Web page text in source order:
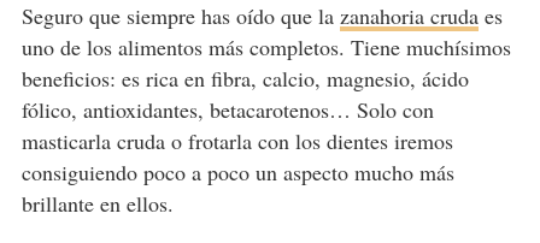
Seguro que siempre has oído que la zanahoria crudaes
uno de los alimentos más completos. Tiene muchísimos
beneficios: es rica en fibra, calcio, magnesio, ácido
fólico, antioxidantes, betacarotenos… Solo con
masticarla cruda o frotarla con los dientes iremos
consiguiendo poco a poco un aspecto mucho más
brillante en ellos.